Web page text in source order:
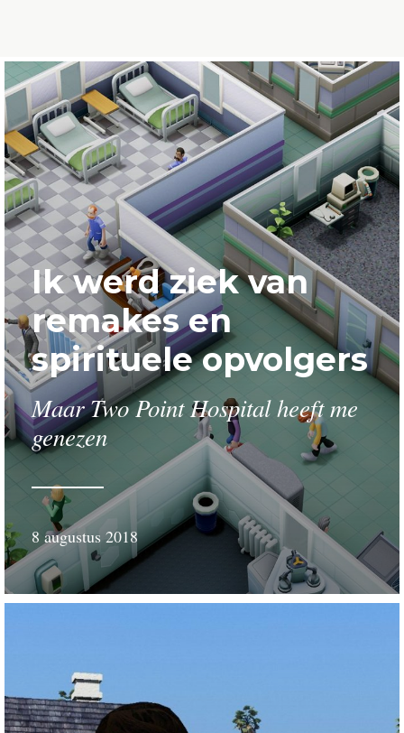
Ik werd ziek van
remakes en
spirituele opvolgers
Maar Two Point Hospital heeft me
genezen
8 augustus 2018 door
Gerard
Nieuwenhuijzen